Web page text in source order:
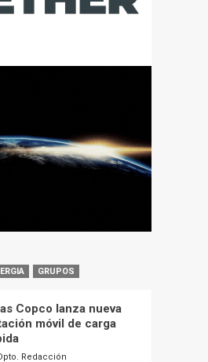
GRUPOS
Copco lanza nueva
móvil de carga
Redacción